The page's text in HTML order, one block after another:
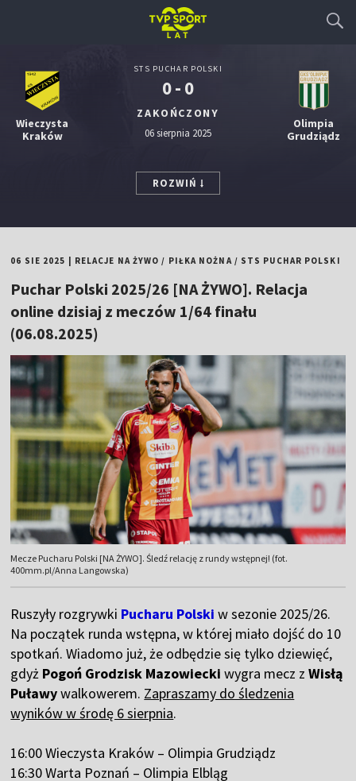
Wieczysta
Kraków
STS PUCHAR POLSKI
0 - 0
ZAKOŃCZONY
06 sierpnia 2025
Olimpia
Grudziądz
ROZWIŃ
06 SIE 2025 RELACJE NA ŻYWO / PIŁKA NOŻNA/ STS PUCHAR POLSKI
Puchar Polski 2025/26 [NA ŻYWO]. Relacja
online dzisiaj z meczów 1/64 finału
(06.08.2025)
Mecze Pucharu Polski [NA ŻYWO]. Śledź relację z rundy wstępnej! (fot.
400mm.pl/Anna Langowska)
Ruszyły rozgrywki Pucharu Polski w sezonie 2025/26.
Na początek runda wstępna, w której miało dojść do 10
spotkań. Wiadomo już, że odbędzie się tylko dziewięć,
gdyż Pogoń Grodzisk Mazowieckiwygra mecz zWisłą
Puławywalkowerem. Zapraszamy do śledzenia
wyników w środę 6 sierpnia.
16:00 Wieczysta Kraków – Olimpia Grudziądz
16:30 Warta Poznań – Olimpia Elbląg